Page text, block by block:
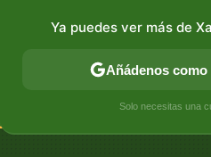
CONECTIVIDAD MÓVIL Y
Ya puedes ver más de
Añádenos
Solo necesitas una